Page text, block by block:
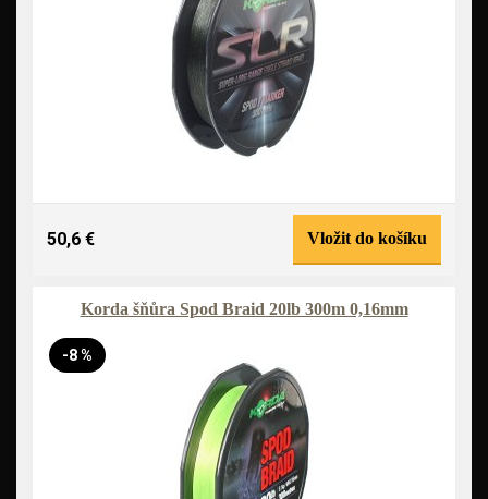
50,6 € Vložit do košíku
Korda šňůra Spod Braid 20lb 300m 0,16mm
-8 %